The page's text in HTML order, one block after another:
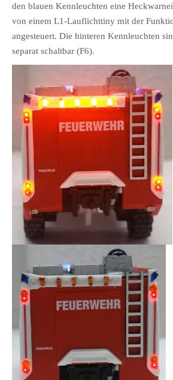
den blauen Kennleuchten eine
von einem L1-Lauflichttiny mit der
angesteuert. Die hinteren Kennleuchten
separat schaltbar (F6).